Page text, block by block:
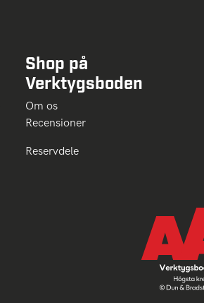
Shop på
Verktygsboden
Om os
Recensioner
Reservdele